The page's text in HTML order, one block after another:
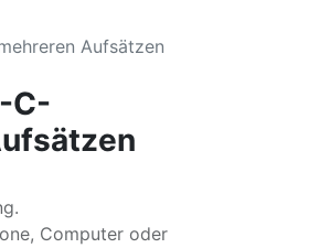
Aufsätzen
C-
Computer oder